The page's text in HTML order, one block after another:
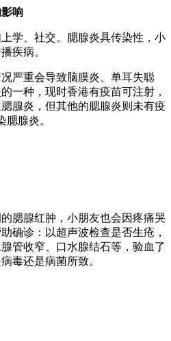
响
学、社交。腮腺炎具传染性，小
疾病。
严重会导致脑膜炎、单耳失聪
一种，现时香港有疫苗可注射，
腺炎，但其他的腮腺炎则未有疫
腺炎。
腮腺红肿，小朋友也会因疼痛哭
确诊：以超声波检查是否生疮，
管收窄、口水腺结石等，验血了
毒还是病菌所致。